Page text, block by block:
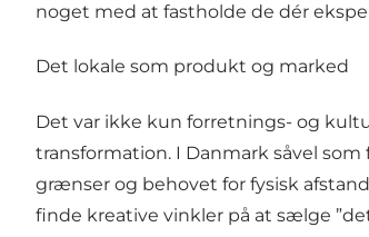
noget med at fastholde de dér
Det lokale som produkt og marked
Det var ikke kun forretnings- og
transformation. I Danmark såvel
grænser og behovet for fysisk
finde kreative vinkler på at sælge